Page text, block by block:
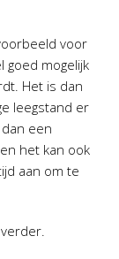
voor
goed mogelijk
Het is dan
leegstand er
een
het kan ook
aan om te